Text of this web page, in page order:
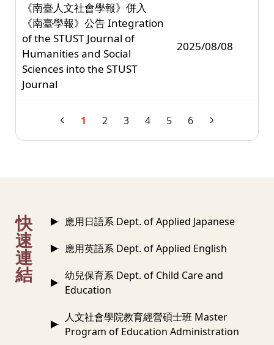
《南臺人文社會學報》併入
《南臺學報》公告 Integration
of the STUST Journal of
Humanities and Social
Sciences into the STUST
Journal
2025/08/08
1 2 3 4 5 6
快
速
連
結
應用日語系 Dept. of Applied Japanese
應用英語系 Dept. of Applied English
幼兒保育系 Dept. of Child Care and
Education
人文社會學院教育經營碩士班 Master
Program of Education Administration